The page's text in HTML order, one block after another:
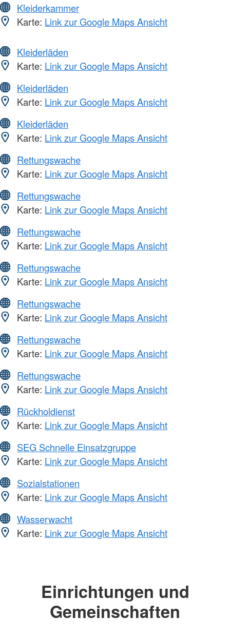
Kleiderkammer
Karte: Link zur Google Maps Ansicht
Kleiderläden
Karte: Link zur Google Maps Ansicht
Kleiderläden
Karte: Link zur Google Maps Ansicht
Kleiderläden
Karte: Link zur Google Maps Ansicht
Rettungswache
Karte: Link zur Google Maps Ansicht
Rettungswache
Karte: Link zur Google Maps Ansicht
Rettungswache
Karte: Link zur Google Maps Ansicht
Rettungswache
Karte: Link zur Google Maps Ansicht
Rettungswache
Karte: Link zur Google Maps Ansicht
Rettungswache
Karte: Link zur Google Maps Ansicht
Rettungswache
Karte: Link zur Google Maps Ansicht
Rückholdienst
Karte: Link zur Google Maps Ansicht
SEG Schnelle Einsatzgruppe
Karte: Link zur Google Maps Ansicht
Sozialstationen
Karte: Link zur Google Maps Ansicht
Wasserwacht
Karte: Link zur Google Maps Ansicht
Einrichtungen und
Gemeinschaften